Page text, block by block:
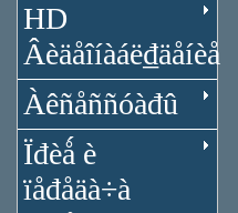
HD
Âèäåîíàáë₫äåíèå
Àêñåññóàđû
Ïđèǻ è
ïåđåäà÷à